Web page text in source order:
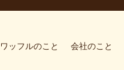
ワッフルのこと 会社のこと